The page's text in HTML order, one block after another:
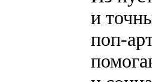
и
поп-